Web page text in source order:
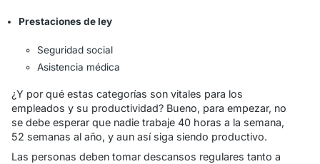
Prestaciones de ley
Seguridad social
Asistencia médica
¿Y por qué estas categorías son vitales para los
empleados y su productividad? Bueno, para empezar, no
se debe esperar que nadie trabaje 40 horas a la semana,
52 semanas al año, y aun así siga siendo productivo.
Las personas deben tomar descansos regulares tanto a